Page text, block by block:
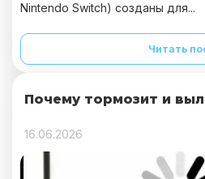
Nintendo Switch) созданы для...
Читать
Почему тормозит и
16.06.2026